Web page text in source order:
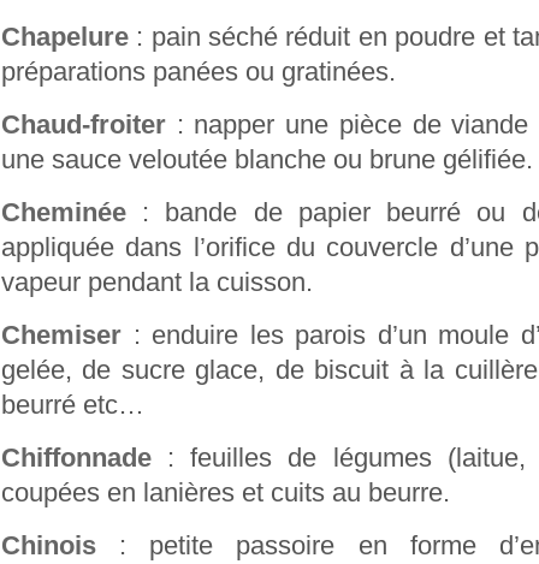
Chapelure : pain séché réduit en poudre et
préparations panées ou gratinées.
Chaud-froiter : napper une pièce de
une sauce veloutée blanche ou brune gélifiée.
Cheminée : bande de papier beurré ou
appliquée dans l’orifice du couvercle d’une
vapeur pendant la cuisson.
Chemiser : enduire les parois d’un moule
gelée, de sucre glace, de biscuit à la
beurré etc…
Chiffonnade : feuilles de légumes
coupées en lanières et cuits au beurre.
Chinois : petite passoire en forme